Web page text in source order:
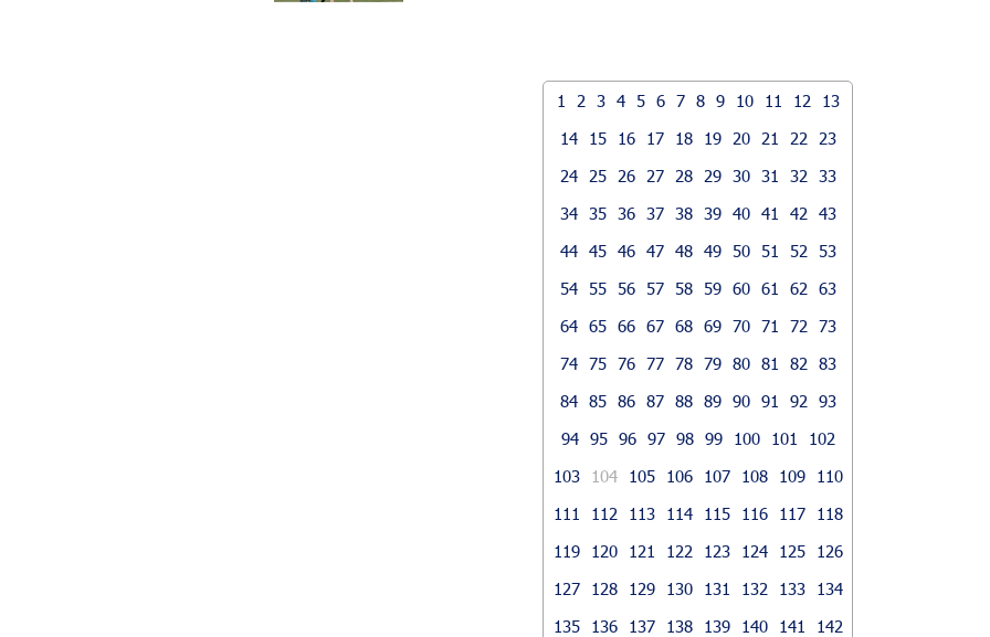
1 2 3 4 5 6 7 8 9 10 11 12
13
14
15 16 17 18 19 20 21 22
23
24
25 26 27 28 29 30 31 32
33
34 35 36 37 38 39 40 41 42
43
44 45 46 47 48 49 50 51 52
53
54 55 56 57 58 59 60 61 62
63
64 65 66 67 68 69 70 71 72
73
74 75 76 77 78 79 80 81 82
83
84 85 86 87 88 89 90 91 92
93
94 95 96 97 98 99 100 101
102
103
104 105 106 107 108 109
110
111
112 113 114 115 116 117
118
119
120 121 122 123 124 125
126
127
128 129 130 131 132 133
134
135
136 137 138 139 140 141
142